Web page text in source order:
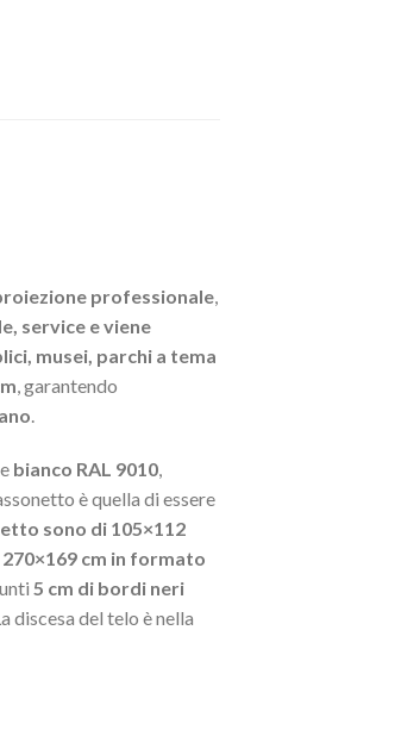
professionale,
service e viene
musei, parchi a tema
, garantendo
.
bianco RAL 9010,
è quella di essere
sono di 105×112
cm in formato
5 cm di bordi neri
discesa del telo è nella